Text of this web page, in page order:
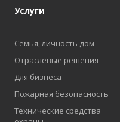
Услуги
Семья, личность дом
Отраслевые решения
Для бизнеса
Пожарная безопасность
Технические средства